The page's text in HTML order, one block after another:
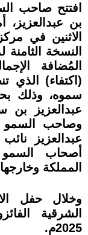
افتتح صاحب
بن عبدالعزيز،
الاثنين في
النسخة
المُضافة
(اكتفاء) الذي
سموه، وذلك
عبدالعزيز بن
وصاحب السمو
عبدالعزيز
أصحاب
المملكة
وخلال حفل
الشرقية
2025م.